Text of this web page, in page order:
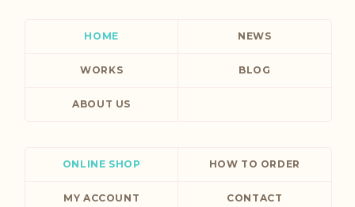
HOME NEWS
WORKS BLOG
ABOUT US
ONLINE SHOP HOW TO ORDER
MY ACCOUNT CONTACT